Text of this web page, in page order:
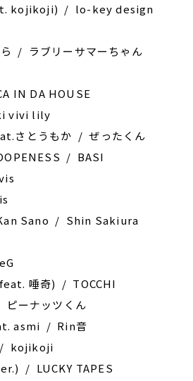
kojikoji) / lo-key design
/ ラブリーサマーちゃん
IN DA HOUSE
vivi lily
さとうもか / ぜったくん
/ BASI
Sano / Shin Sakiura
唾奇) / TOCCHI
ーナッツくん
asmi / Rin音
/ kojikoji
/ LUCKY TAPES